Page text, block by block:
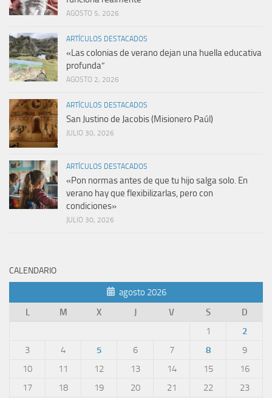
AGOSTO 5, 2026
ARTÍCULOS DESTACADOS
«Las colonias de verano dejan una huella educativa
profunda”
AGOSTO 2, 2026
ARTÍCULOS DESTACADOS
San Justino de Jacobis (Misionero Paúl)
JULIO 30, 2026
ARTÍCULOS DESTACADOS
«Pon normas antes de que tu hijo salga solo. En
verano hay que flexibilizarlas, pero con
condiciones»
JULIO 30, 2026
CALENDARIO
agosto 2026
L
M X J V S
D
1
2
3
4 5 6 7 8
9
10
11 12 13 14 15
16
17
18 19 20 21 22
23